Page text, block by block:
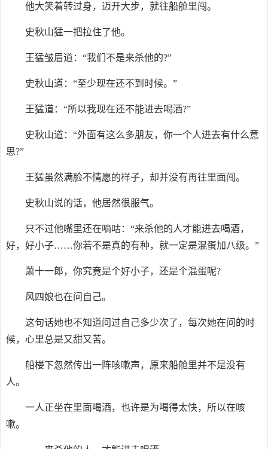
他大笑着转过身，迈开大步，就往船舱里闯。
史秋山猛一把拉住了他。
王猛皱眉道：“我们不是来杀他的?”
史秋山道：“至少现在还不到时候。”
王猛道：“所以我现在还不能进去喝酒?”
史秋山道：“外面有这么多朋友，你一个人进去有什么意
思?”
王猛虽然满脸不情愿的样子，却并没有再往里面闯。
史秋山说的话，他居然很服气。
只不过他嘴里还在嘀咕：“来杀他的人才能进去喝酒，
好，好小子……你若不是真的有种，就一定是混蛋加八级。”
萧十一郎，你究竟是个好小子，还是个混蛋呢?
风四娘也在问自己。
这句话她也不知道问过自己多少次了，每次她在问的时
候，心里总是又甜又苦。
船楼下忽然传出一阵咳嗽声，原来船舱里并不是没有
人。
一人正坐在里面喝酒，也许是为喝得太快，所以在咳
嗽。